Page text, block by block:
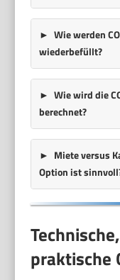
Wie werden
wiederbefüllt?
Wie wird die
berechnet?
Miete versus
Option ist
praktische